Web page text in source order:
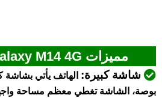
مميزات Samsung Galaxy M14 4G
شاشة كبيرة:
بوصة، الشاشة تغطي معظم مساحة